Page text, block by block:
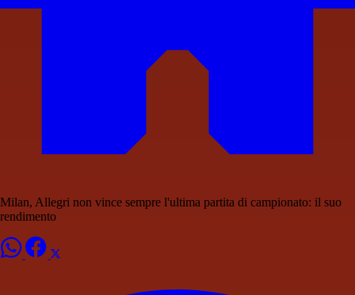
Milan, Allegri non vince sempre l'ultima partita di campionato: il suo
rendimento